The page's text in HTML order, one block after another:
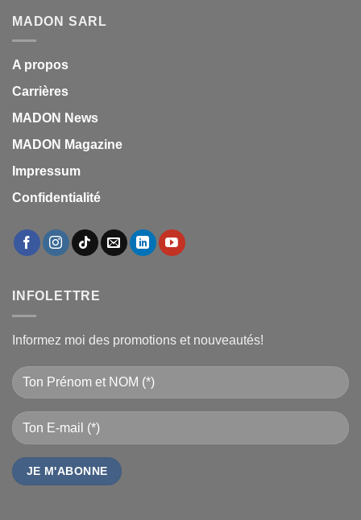
MADON SARL
A propos
Carrières
MADON News
MADON Magazine
Impressum
Confidentialité
INFOLETTRE
Informez moi des promotions et nouveautés!